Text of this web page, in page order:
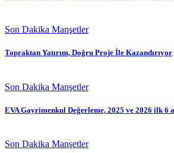
Son Dakika Manşetler
Topraktan Yatırım, Doğru Proje İle Kazandırıyor
Son Dakika Manşetler
EVA Gayrimenkul Değerleme, 2025 ve 2026 ilk 6
Son Dakika Manşetler